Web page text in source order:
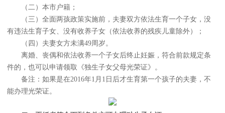
（二）本市户籍；
（三）全面两孩政策实施前，夫妻双方依法生育一个子女，没
有违法生育子女、没有收养子女（依法收养的残疾儿童除外）；
（四）夫妻女方未满49周岁。
离婚、丧偶和依法收养一个子女后终止妊娠，符合前款规定条
件的，也可以申请领取《独生子女父母光荣证》。
备注：如果是在2016年1月1日后才生育第一个孩子的夫妻，不
能办理光荣证。